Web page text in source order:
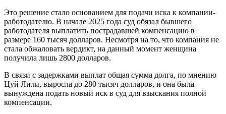
Это решение стало основанием для подачи иска к компании-
работодателю. В начале 2025 года суд обязал бывшего
работодателя выплатить пострадавшей компенсацию в
размере 160 тысяч долларов. Несмотря на то, что компания не
стала обжаловать вердикт, на данный момент женщина
получила лишь 2800 долларов.
В связи с задержками выплат общая сумма долга, по мнению
Цуй Лили, выросла до 280 тысяч долларов, и она была
вынуждена подать новый иск в суд для взыскания полной
компенсации.